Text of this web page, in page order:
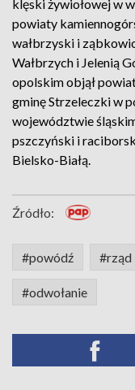
klęski żywiołowej w
powiaty
wałbrzyski i
Wałbrzych i Jelenią
opolskim objął
gminę Strzeleczki w
województwie
pszczyński i
Bielsko-Białą.
Źródło:
#powódź #rząd
#odwołanie